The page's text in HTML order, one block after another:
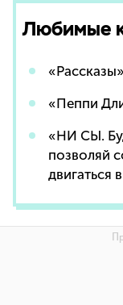
Любимые
«Пеппи
«НИ СЫ.
позволяй
двигаться